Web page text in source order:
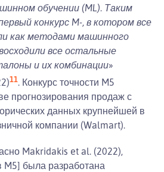
обучении (ML). Таким
конкурс M-, в котором все
как методами машинного
все остальные
и их комбинации»
11. Конкурс точности M5
прогнозирования продаж с
данных крупнейшей в
компании (Walmart).
Makridakis et al. (2022),
M5] была разработана